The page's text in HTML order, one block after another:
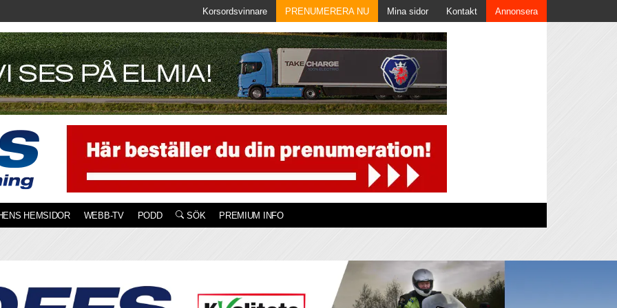
Korsordsvinnare PRENUMERERA NU Mina sidor Kontakt Annonsera
HEMSIDOR WEBB-TV PODD SÖK PREMIUM INFO